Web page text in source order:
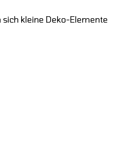
kleine Deko-Elemente